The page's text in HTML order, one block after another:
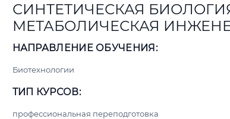
СИНТЕТИЧЕСКАЯ
МЕТАБОЛИЧЕСКАЯ
НАПРАВЛЕНИЕ ОБУЧЕНИЯ:
Биотехнологии
ТИП КУРСОВ:
профессиональная переподготовка